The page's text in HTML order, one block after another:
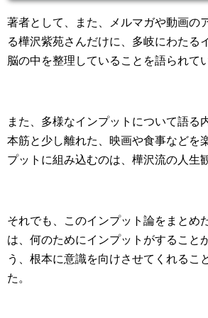
著者として、また、メルマガや動画の
る樺沢紫苑さんだけに、多岐にわたる
脳の中を整理していることを語られて
また、多様なインプットについて語る
本筋と少し離れた、映画や食事などを
プットに組み込むのは、樺沢流の人生
それでも、このインプット論をまとめ
は、何のためにインプットがすること
う、根本に意識を向けさせてくれるこ
た。